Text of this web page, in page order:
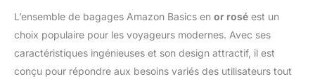
L’ensemble de bagages Amazon Basics en or rosé est un
choix populaire pour les voyageurs modernes. Avec ses
caractéristiques ingénieuses et son design attractif, il est
conçu pour répondre aux besoins variés des utilisateurs tout